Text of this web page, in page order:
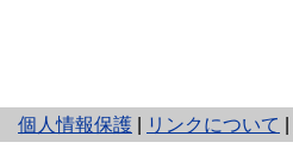
個人情報保護
と
り
リンクについて